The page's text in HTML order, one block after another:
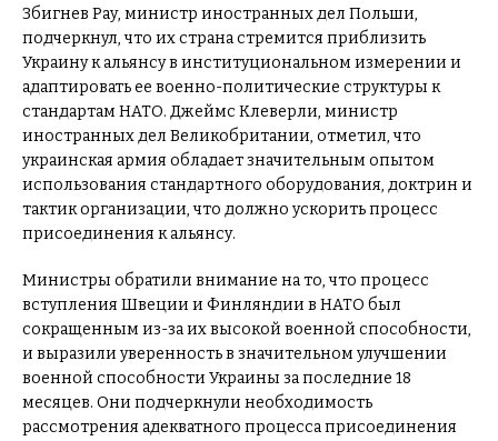
Збигнев Рау, министр иностранных дел Польши,
подчеркнул, что их страна стремится приблизить
Украину к альянсу в институциональном измерении и
адаптировать ее военно-политические структуры к
стандартам НАТО. Джеймс Клеверли, министр
иностранных дел Великобритании, отметил, что
украинская армия обладает значительным опытом
использования стандартного оборудования, доктрин и
тактик организации, что должно ускорить процесс
присоединения к альянсу.
Министры обратили внимание на то, что процесс
вступления Швеции и Финляндии в НАТО был
сокращенным из-за их высокой военной способности,
и выразили уверенность в значительном улучшении
военной способности Украины за последние 18
месяцев. Они подчеркнули необходимость
рассмотрения адекватного процесса присоединения